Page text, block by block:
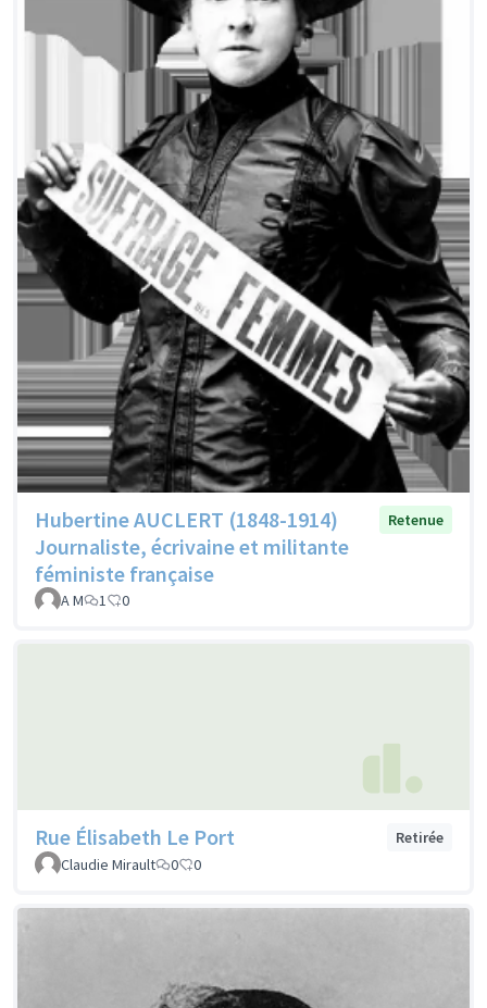
Hubertine AUCLERT (1848-1914)
Journaliste, écrivaine et militante
féministe française
Retenue
A M 1 0
Rue Élisabeth Le Port
Retirée
Claudie Mirault
0 0